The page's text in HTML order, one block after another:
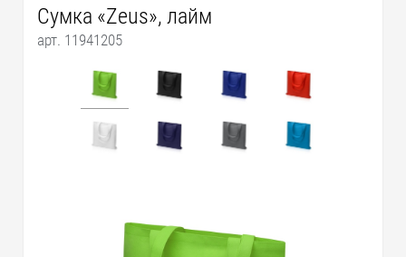
Сумка «Zeus», лайм
арт. 11941205